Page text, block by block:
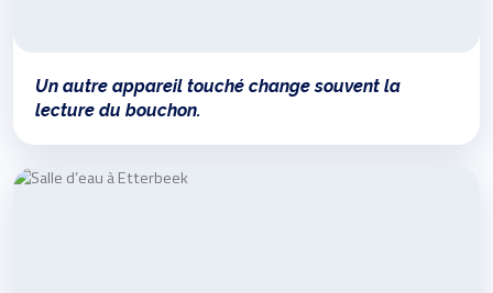
Un autre appareil touché change souvent la
lecture du bouchon.